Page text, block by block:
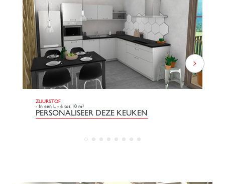
ZUURSTOF
- In een L - 6 tot 10 m²
PERSONALISEER DEZE KEUKEN